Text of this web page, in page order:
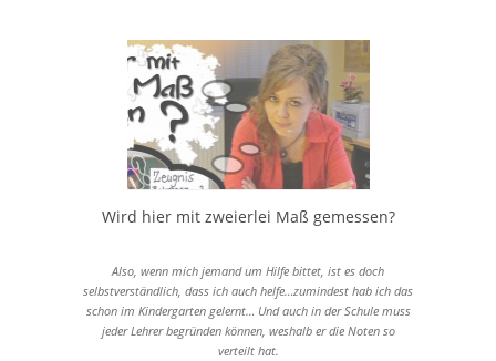
klar: Man hat groß Werbung dafür gemacht mit Plakaten auf
denen man diese toten Menschen gesehen hat! Und die hingen
überall am Straßenrand, an der Tankstelle, an den
Bushaltestellen…
Wird hier mit zweierlei Maß gemessen?
Also, wenn mich jemand um Hilfe bittet, ist es doch
selbstverständlich, dass ich auch helfe…zumindest hab ich das
schon im Kindergarten gelernt… Und auch in der Schule muss
jeder Lehrer begründen können, weshalb er die Noten so
verteilt hat.